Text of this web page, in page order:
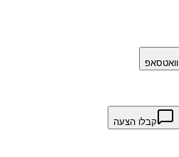
וואטסאפ
קבלו הצעה